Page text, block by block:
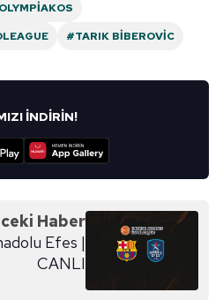
#TARIK BİBEROVİC
İNDİRİN!
Haber
Efes |
CANLI